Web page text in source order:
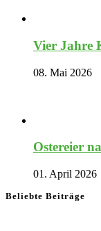
Vier Jahre
08. Mai 2026
Ostereier
01. April 2026
Beliebte Beiträge